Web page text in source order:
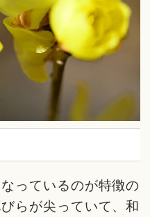
っているのが特徴の
らが尖っていて、和